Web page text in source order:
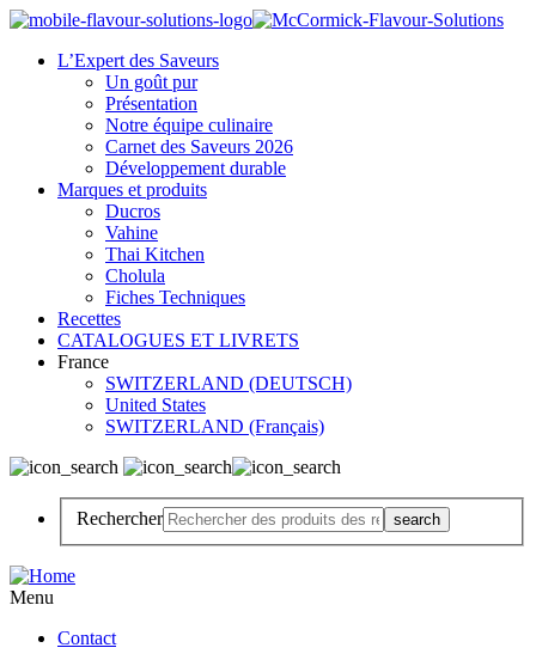
L’Expert des Saveurs
Un goût pur
Présentation
Notre équipe culinaire
Carnet des Saveurs 2026
Développement durable
Marques et produits
Ducros
Vahine
Thai Kitchen
Cholula
Fiches Techniques
Recettes
CATALOGUES ET LIVRETS
France
SWITZERLAND (DEUTSCH)
United States
SWITZERLAND (Français)
Rechercher
Menu
Contact